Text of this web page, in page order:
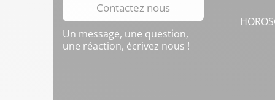
Contactez nous
Un message, une question,
une réaction, écrivez nous !